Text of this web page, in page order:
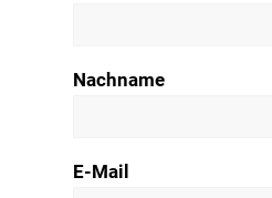
Nachname
E-Mail